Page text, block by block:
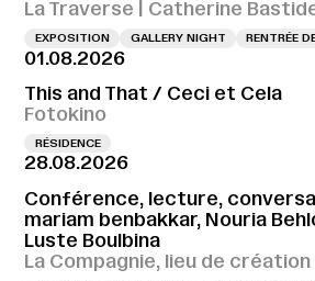
La Traverse | Catherine
EXPOSITION GALLERY NIGHT RENTRÉE
01.08.2026
This and That / Ceci et Cela
Fotokino
RÉSIDENCE
28.08.2026
Conférence, lecture,
mariam benbakkar, Nouria
Luste Boulbina
La Compagnie, lieu de création